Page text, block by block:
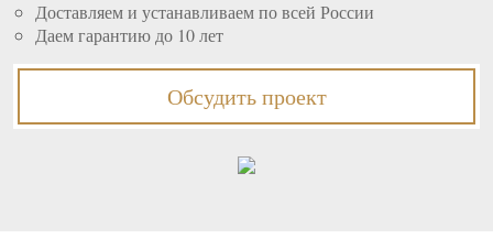
Доставляем и устанавливаем по всей России
Даем гарантию до 10 лет
Обсудить проект